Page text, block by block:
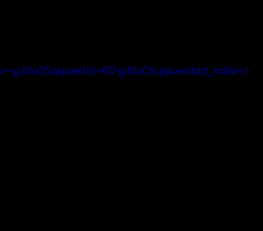
g30vOSvjqw&list=RD-g30vOSvjqw&start_radio=1